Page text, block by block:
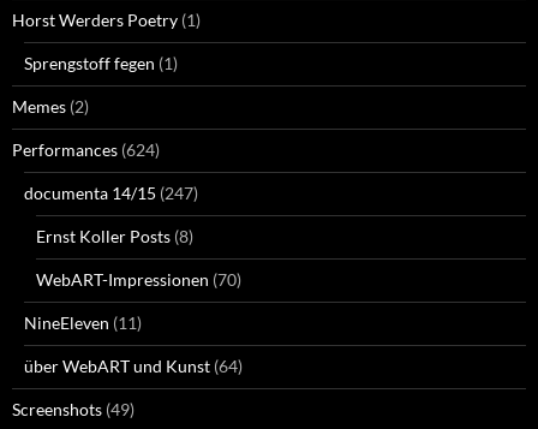
Horst Werders Poetry (1)
Sprengstoff fegen (1)
Memes (2)
Performances (624)
documenta 14/15 (247)
Ernst Koller Posts (8)
WebART-Impressionen (70)
NineEleven (11)
über WebART und Kunst (64)
Screenshots (49)